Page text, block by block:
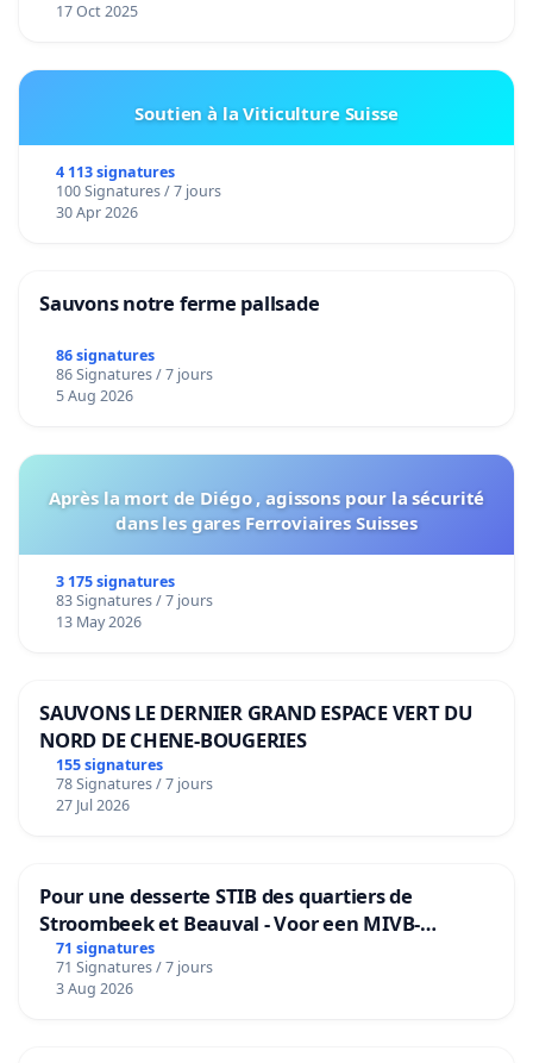
17 Oct 2025
Soutien à la Viticulture Suisse
4 113 signatures
100 Signatures / 7 jours
30 Apr 2026
Sauvons notre ferme pallsade
86 signatures
86 Signatures / 7 jours
5 Aug 2026
Après la mort de Diégo , agissons pour la sécurité
dans les gares Ferroviaires Suisses
3 175 signatures
83 Signatures / 7 jours
13 May 2026
SAUVONS LE DERNIER GRAND ESPACE VERT DU
NORD DE CHENE-BOUGERIES
155 signatures
78 Signatures / 7 jours
27 Jul 2026
Pour une desserte STIB des quartiers de
Stroombeek et Beauval - Voor een MIVB-
bediening van de wijken Strombeek en Het
Voor
71 signatures
71 Signatures / 7 jours
3 Aug 2026